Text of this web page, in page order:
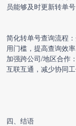
员能够及时更新转单
简化转单号查询流程
用门槛，提高查询效率
加强跨公司/地区合作
互联互通，减少协同工
四、结语